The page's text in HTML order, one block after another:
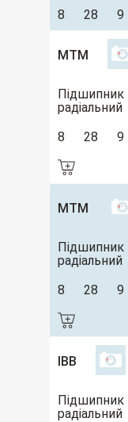
8 28 9
MTM
Підшипник
радіальний
8
28 9
MTM
Підшипник
радіальний
8
28 9
IBB
Підшипник
радіальний